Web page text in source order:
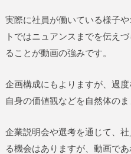
実際に社員が働いている様子
トではニュアンスまでを伝え
ることが動画の強みです。
企画構成にもよりますが、過
自身の価値観などを自然体の
企業説明会や選考を通じて、
る機会はありますが、動画で